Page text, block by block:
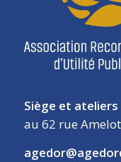
Siège et ateliers
au 62 rue